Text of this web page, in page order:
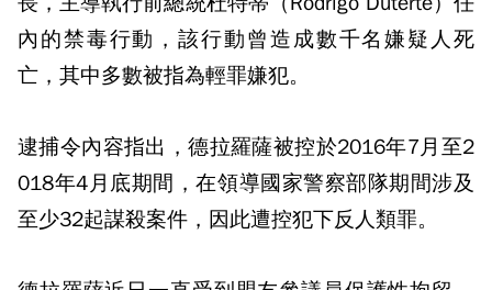
內的禁毒行動，該行動曾造成數千名嫌疑人死
亡，其中多數被指為輕罪嫌犯。
逮捕令內容指出，德拉羅薩被控於2016年7月至2
018年4月底期間，在領導國家警察部隊期間涉及
至少32起謀殺案件，因此遭控犯下反人類罪。